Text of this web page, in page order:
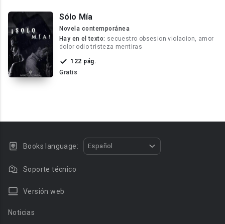
Sólo Mía
Novela contemporánea
Hay en el texto: secuestro obsesion violacion, amor
dolor odio tristeza mentiras
122 pág.
Gratis
Books language: Español
Soporte técnico
Versión web
Noticias